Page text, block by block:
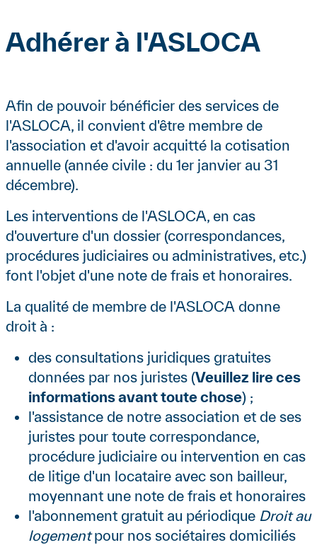
Contenu
Adhérer à l'ASLOCA
Contenu
Afin de pouvoir bénéficier des services de
l'ASLOCA, il convient d'être membre de
l'association et d'avoir acquitté la cotisation
annuelle (année civile : du 1er janvier au 31
décembre).
Les interventions de l'ASLOCA, en cas
d'ouverture d'un dossier (correspondances,
procédures judiciaires ou administratives, etc.)
font l'objet d'une note de frais et honoraires.
La qualité de membre de l'ASLOCA donne
droit à :
des consultations juridiques gratuites
données par nos juristes (Veuillez lire ces
informations avant toute chose) ;
l'assistance de notre association et de ses
juristes pour toute correspondance,
procédure judiciaire ou intervention en cas
de litige d'un locataire avec son bailleur,
moyennant une note de frais et honoraires
l'abonnement gratuit au périodique Droit au
logementpour nos sociétaires domiciliés